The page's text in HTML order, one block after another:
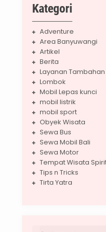
Kategori
Adventure
Area Banyuwangi
Artikel
Berita
Layanan Tambahan
Lombok
Mobil Lepas kunci
mobil listrik
mobil sport
Obyek Wisata
Sewa Bus
Sewa Mobil Bali
Sewa Motor
Tempat Wisata
Tips n Tricks
Tirta Yatra